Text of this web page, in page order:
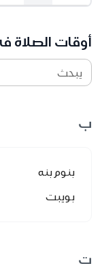
أوقات الصلاة
يبحث
ب
بنوم بنه
بويبت
ت